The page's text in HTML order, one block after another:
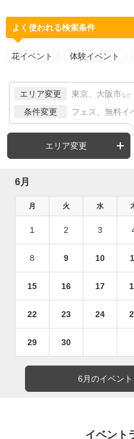
よく使われる検索条件
花イベント 体験イベント
エリア変更 東京、大阪市 など
条件変更 フェス、無料イ
エリア変更
6月
月 火 水
1 2 3
8 9 10
15 16 17
22 23 24
29 30
6月のイベン
イベント